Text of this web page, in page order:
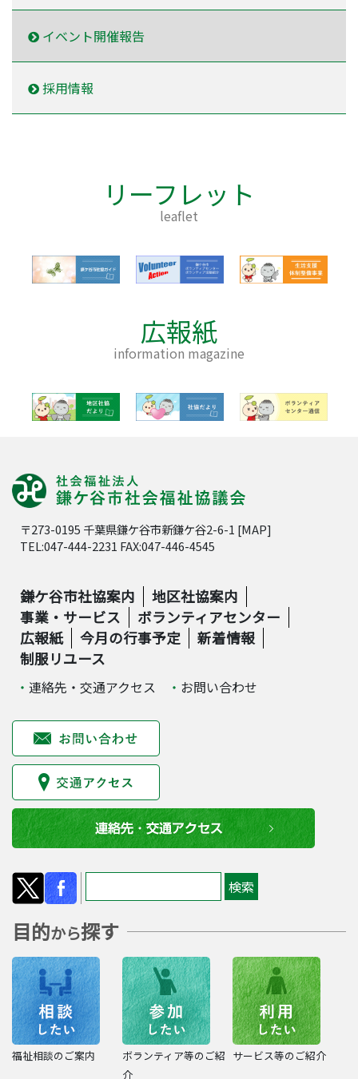
イベント開催報告
採用情報
リーフレット
leaflet
広報紙
information magazine
〒273-0195 千葉県鎌ケ谷市新鎌ケ谷2-6-1 [MAP]
TEL:047-444-2231 FAX:047-446-4545
鎌ケ谷市社協案内
地区社協案内
事業・サービス
ボランティアセンター
広報紙
今月の行事予定
新着情報
制服リユース
連絡先・交通アクセス お問い合わせ
目的から探す
福祉相談のご案内
ボランティア等のご紹
介
サービス等のご紹介